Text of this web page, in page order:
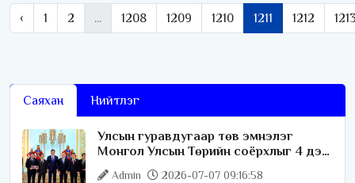
‹ 1 2 ... 1208 1209 1210 1211 1212
Саяхан Нийтлэг
Улсын гуравдугаар төв эмнэлэг
Монгол Улсын Төрийн соёрхлыг 4 дэх
удаагаа хүртлээ
Admin 2026-07-07 09:16:58